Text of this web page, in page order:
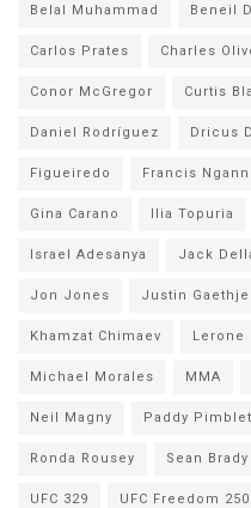
Belal Muhammad Beneil
Carlos Prates Charles
Conor McGregor Curtis
Daniel Rodríguez Dricus
Figueiredo Francis
Gina Carano Ilia Topuria
Israel Adesanya Jack
Jon Jones Justin Gaethje
Khamzat Chimaev Lerone
Michael Morales MMA
Neil Magny Paddy
Ronda Rousey Sean Brady
UFC 329 UFC Freedom 250